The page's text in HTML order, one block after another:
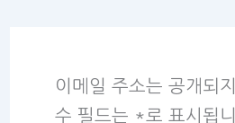
이메일 주소는 공개되
수 필드는 *로 표시됩